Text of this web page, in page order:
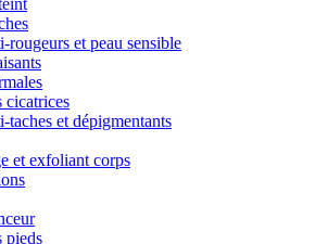
rougeurs et peau sensible
cicatrices
taches et dépigmentants
et exfoliant corps
pieds